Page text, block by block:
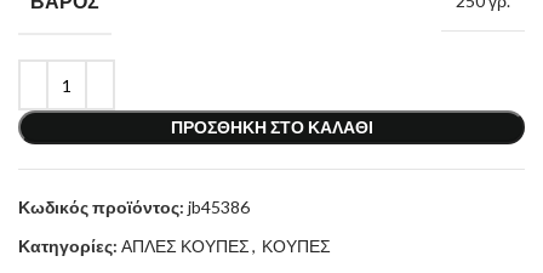
ΠΡΟΣΘΉΚΗ ΣΤΟ ΚΑΛΆΘΙ
Κωδικός προϊόντος: jb45386
Κατηγορίες: ΑΠΛΕΣ ΚΟΥΠΕΣ, ΚΟΥΠΕΣ